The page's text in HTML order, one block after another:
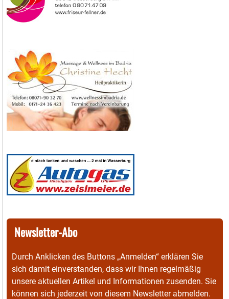
Newsletter-Abo
Durch Anklicken des Buttons „Anmelden“ erklären Sie
sich damit einverstanden, dass wir Ihnen regelmäßig
unsere aktuellen Artikel und Informationen zusenden. Sie
können sich jederzeit von diesem Newsletter abmelden.